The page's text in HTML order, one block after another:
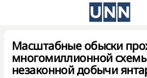
Масштабные обыски
многомиллионной
незаконной добычи